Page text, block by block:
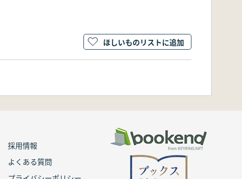
ほしいものリストに追加
採用情報
よくある質問